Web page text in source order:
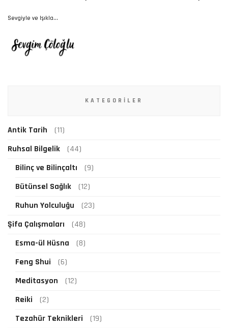
Sevgiyle ve Işıkla...
KATEGORILER
Antik Tarih
(11)
Ruhsal Bilgelik
(44)
Bilinç ve Bilinçaltı
(9)
Bütünsel Sağlık
(12)
Ruhun Yolculuğu
(23)
Şifa Çalışmaları
(48)
Esma-ül Hüsna
(8)
Feng Shui
(6)
Meditasyon
(12)
Reiki
(2)
Tezahür Teknikleri
(19)